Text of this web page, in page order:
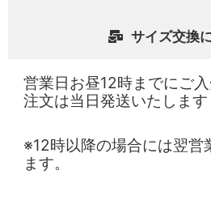
サイズ交換
営業日お昼12時までにご
注文は当日発送いたします
※12時以降の場合には翌営
ます。